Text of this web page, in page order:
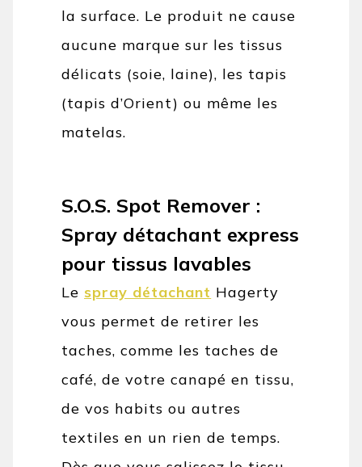
la surface. Le produit ne cause
aucune marque sur les tissus
délicats (soie, laine), les tapis
(tapis d’Orient) ou même les
matelas.
S.O.S. Spot Remover :
Spray détachant express
pour tissus lavables
Le spray détachant Hagerty
vous permet de retirer les
taches, comme les taches de
café, de votre canapé en tissu,
de vos habits ou autres
textiles en un rien de temps.